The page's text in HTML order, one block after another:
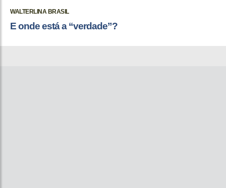
WALTERLINA BRASIL
E onde está a “verdade”?